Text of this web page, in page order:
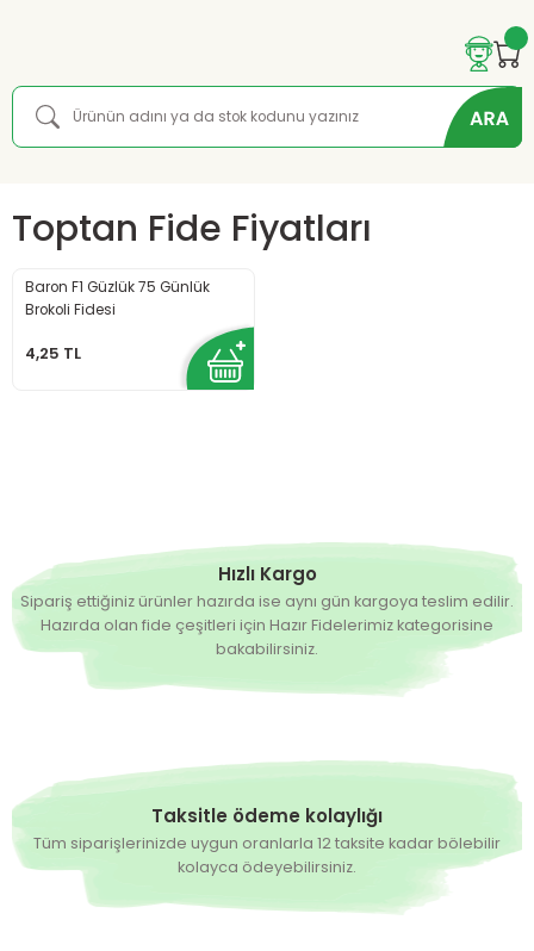
Toptan Fide Fiyatları
Baron F1 Güzlük 75 Günlük
Brokoli Fidesi
4,25 TL
Hızlı Kargo
Sipariş ettiğiniz ürünler hazırda ise aynı gün kargoya teslim edilir.
Hazırda olan fide çeşitleri için Hazır Fidelerimiz kategorisine
bakabilirsiniz.
Taksitle ödeme kolaylığı
Tüm siparişlerinizde uygun oranlarla 12 taksite kadar bölebilir
kolayca ödeyebilirsiniz.